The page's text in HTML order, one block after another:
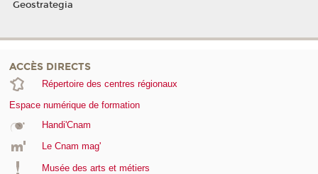
Geostrategia
ACCÈS DIRECTS
Répertoire des centres régionaux
Espace numérique de formation
Handi'Cnam
Le Cnam mag'
Musée des arts et métiers